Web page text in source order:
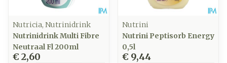
Nutricia, Nutrinidrink
Nutrinidrink Multi Fibre
Neutraal Fl 200ml
€ 2,60
Nutrini
Nutrini Peptisorb Energy
0,5l
€ 9,44